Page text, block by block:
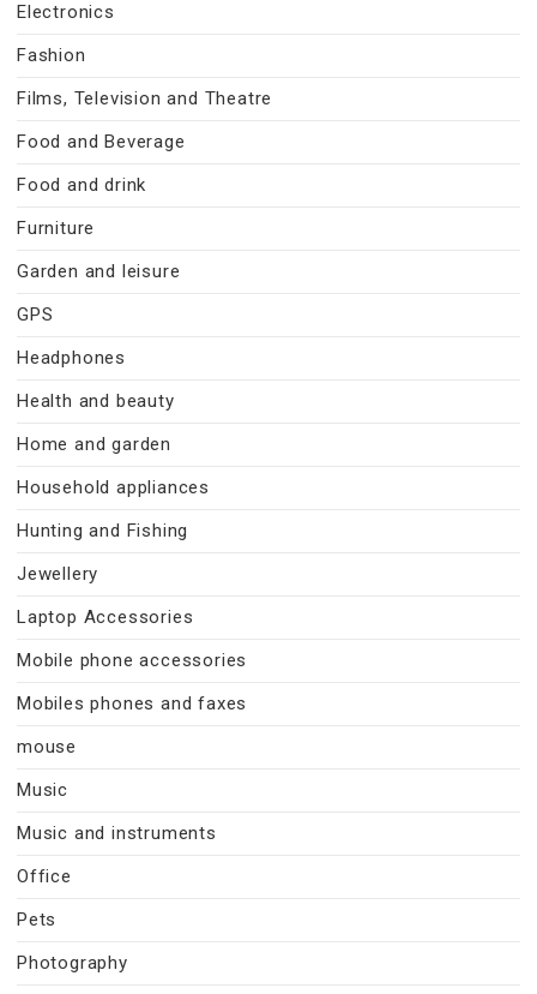
Electronics
Fashion
Films, Television and Theatre
Food and Beverage
Food and drink
Furniture
Garden and leisure
GPS
Headphones
Health and beauty
Home and garden
Household appliances
Hunting and Fishing
Jewellery
Laptop Accessories
Mobile phone accessories
Mobiles phones and faxes
mouse
Music
Music and instruments
Office
Pets
Photography